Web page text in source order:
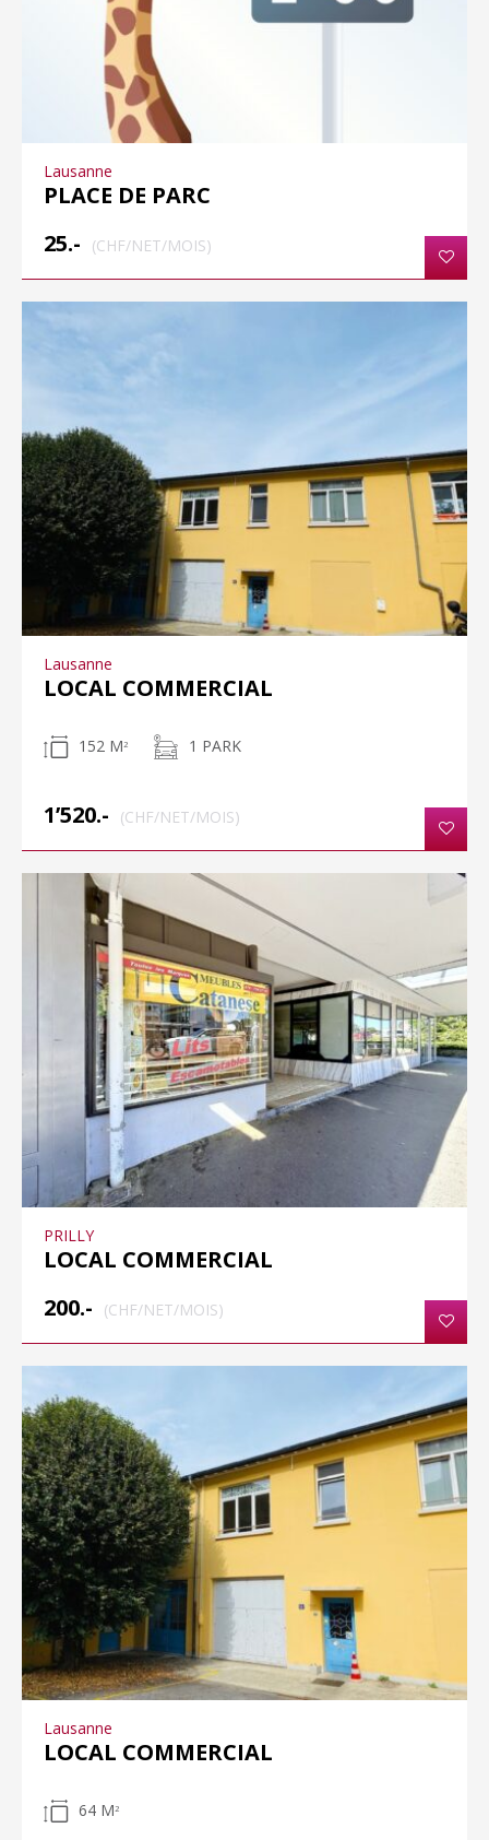
Lausanne
PLACE DE PARC
25.-
(CHF/NET/MOIS)
Lausanne
LOCAL COMMERCIAL
152 M 2 1 PARK
1’520.- (CHF/NET/MOIS)
PRILLY
LOCAL COMMERCIAL
200.-
(CHF/NET/MOIS)
Lausanne
LOCAL COMMERCIAL
64 M 2